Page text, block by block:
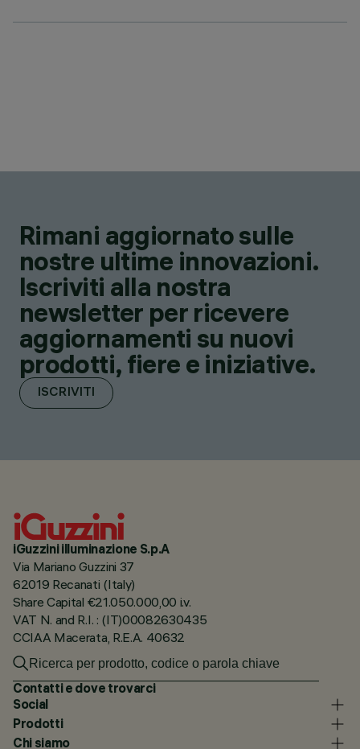
Rimani aggiornato sulle
nostre ultime innovazioni.
Iscriviti alla nostra
newsletter per ricevere
aggiornamenti su nuovi
prodotti, fiere e iniziative.
ISCRIVITI
iGuzzini illuminazione S.p.A
Via Mariano Guzzini 37
62019 Recanati (Italy)
Share Capital €21.050.000,00 i.v.
VAT N. and R.I. : (IT)00082630435
CCIAA Macerata, R.E.A. 40632
Contatti e dove trovarci
Social
Prodotti
Chi siamo